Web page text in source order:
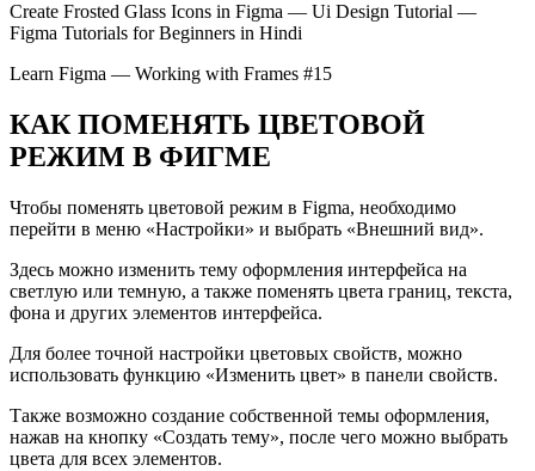
Create Frosted Glass Icons in Figma — Ui Design Tutorial —
Figma Tutorials for Beginners in Hindi
Learn Figma — Working with Frames #15
КАК ПОМЕНЯТЬ ЦВЕТОВОЙ
РЕЖИМ В ФИГМЕ
Чтобы поменять цветовой режим в Figma, необходимо
перейти в меню «Настройки» и выбрать «Внешний вид».
Здесь можно изменить тему оформления интерфейса на
светлую или темную, а также поменять цвета границ, текста,
фона и других элементов интерфейса.
Для более точной настройки цветовых свойств, можно
использовать функцию «Изменить цвет» в панели свойств.
Также возможно создание собственной темы оформления,
нажав на кнопку «Создать тему», после чего можно выбрать
цвета для всех элементов.